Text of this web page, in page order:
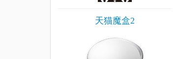
天猫魔盒2